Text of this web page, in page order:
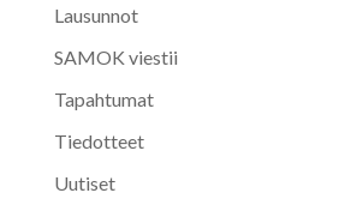
Lausunnot
SAMOK viestii
Tapahtumat
Tiedotteet
Uutiset